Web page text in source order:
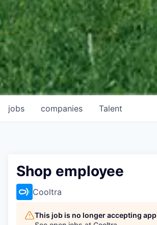
jobs companies Talent
Shop employee
Cooltra
This job is no longer accepting